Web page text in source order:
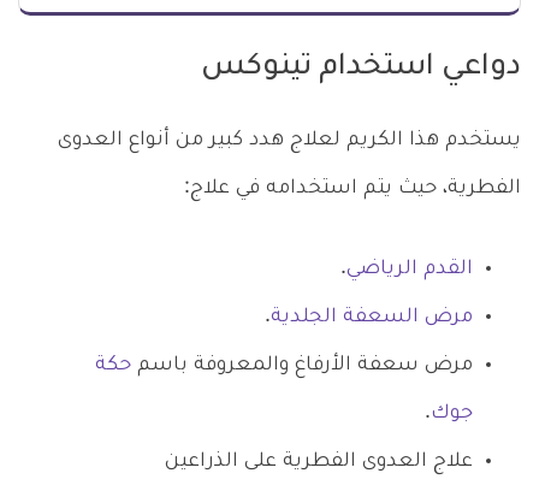
دواعي استخدام تينوكس
يستخدم هذا الكريم لعلاج هدد كبير من أنواع العدوى
الفطرية، حيث يتم استخدامه في علاج:
القدم الرياضي.
مرض السعفة الجلدية.
مرض سعفة الأرفاغ والمعروفة باسم حكة
جوك.
علاج العدوى الفطرية على الذراعين